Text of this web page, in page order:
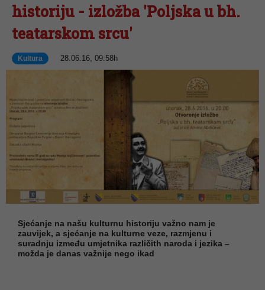
historiju - izložba 'Poljska u bh.
teatarskom srcu'
Kultura 28.06.16, 09:58h
Sjećanje na našu kulturnu historiju važno nam je
zauvijek, a sjećanje na kulturne veze, razmjenu i
suradnju između umjetnika različith naroda i jezika –
možda je danas važnije nego ikad